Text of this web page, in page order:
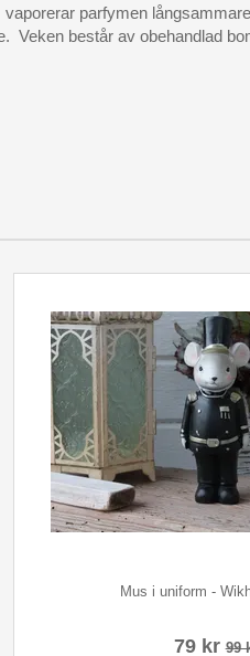
parfymen
Veken består av obehandlad
Mus i uniform -
79 kr99